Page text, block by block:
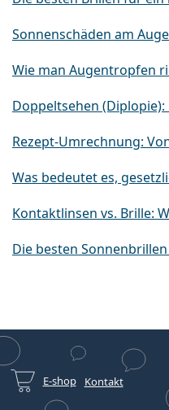
Sonnenschäden am
Wie man Augentropfen
Doppeltsehen
Rezept-Umrechnung:
Was bedeutet es,
Kontaktlinsen vs. Brille:
Die besten
E-shop Kontakt